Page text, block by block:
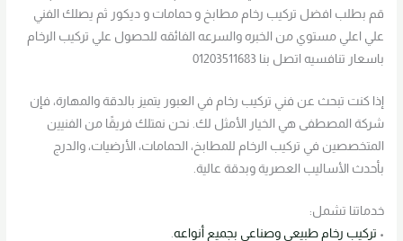
قم بطلب افضل تركيب رخام مطابخ و حمامات و ديكور ثم يصلك الفني
علي اعلي مستوي من الخبره والسرعه الفائقه للحصول علي تركيب الرخام
باسعار تنافسيه اتصل بنا 01203511683
إذا كنت تبحث عن فني تركيب رخام في العبور يتميز بالدقة والمهارة، فإن
شركة المصطفى هي الخيار الأمثل لك. نحن نمتلك فريقًا من الفنيين
المتخصصين في تركيب الرخام للمطابخ، الحمامات، الأرضيات، والدرج
بأحدث الأساليب العصرية وبدقة عالية.
خدماتنا تشمل:
• تركيب رخام طبيعي وصناعي بجميع أنواعه